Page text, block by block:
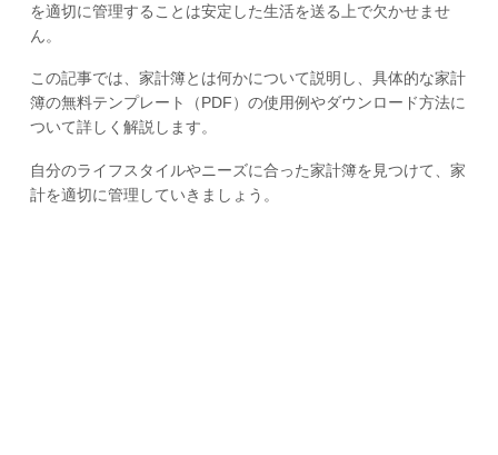
を適切に管理することは安定した生活を送る上で欠かせませ
ん。
この記事では、家計簿とは何かについて説明し、具体的な家計
簿の無料テンプレート（PDF）の使用例やダウンロード方法に
ついて詳しく解説します。
自分のライフスタイルやニーズに合った家計簿を見つけて、家
計を適切に管理していきましょう。